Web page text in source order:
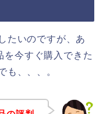
たいのですが、あ
今すぐ購入できた
も、、、。